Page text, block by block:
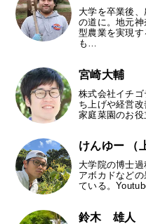
大学を卒業後
の道に。地元
型農業を実現
も…
宮崎大輔
株式会社イチ
ち上げや経営
家庭菜園のお
けんゆー （
大学院の博士
アボカドなど
ている。
鈴木 雄人